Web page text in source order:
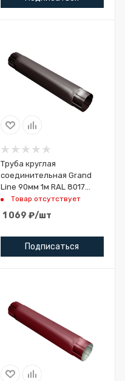
Труба круглая
соединительная Grand
Line 90мм 1м RAL 8017
шоколад
Товар отсутствует
1 069 ₽/шт
Подписаться